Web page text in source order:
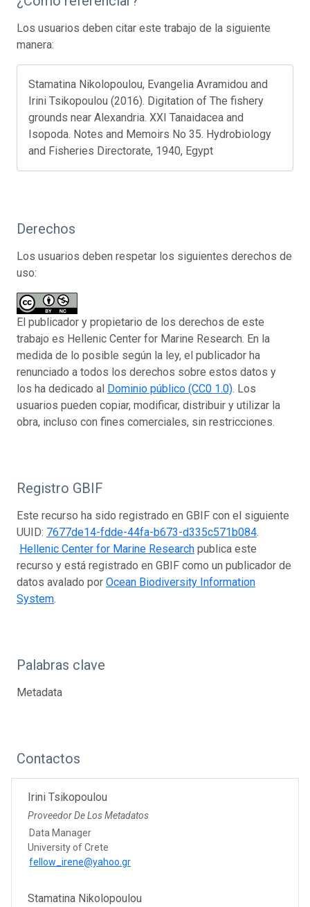
Los usuarios deben citar este trabajo de la siguiente
manera:
Stamatina Nikolopoulou, Evangelia Avramidou and
Irini Tsikopoulou (2016). Digitation of The fishery
grounds near Alexandria. XXI Tanaidacea and
Isopoda. Notes and Memoirs No 35. Hydrobiology
and Fisheries Directorate, 1940, Egypt
Derechos
Los usuarios deben respetar los siguientes derechos de
uso:
El publicador y propietario de los derechos de este
trabajo es Hellenic Center for Marine Research. En la
medida de lo posible según la ley, el publicador ha
renunciado a todos los derechos sobre estos datos y
los ha dedicado al Dominio público (CC0 1.0). Los
usuarios pueden copiar, modificar, distribuir y utilizar la
obra, incluso con fines comerciales, sin restricciones.
Registro GBIF
Este recurso ha sido registrado en GBIF con el siguiente
UUID: 7677de14-fdde-44fa-b673-d335c571b084.
Hellenic Center for Marine Research publica este
recurso y está registrado en GBIF como un publicador de
datos avalado por Ocean Biodiversity Information
System.
Palabras clave
Metadata
Contactos
Irini Tsikopoulou
Proveedor De Los Metadatos
Data Manager
University of Crete
fellow_irene@yahoo.gr
Stamatina Nikolopoulou